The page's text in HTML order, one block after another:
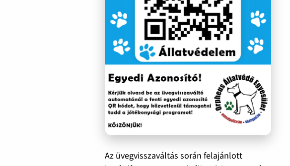
Az üvegvisszaváltás során felajánlott